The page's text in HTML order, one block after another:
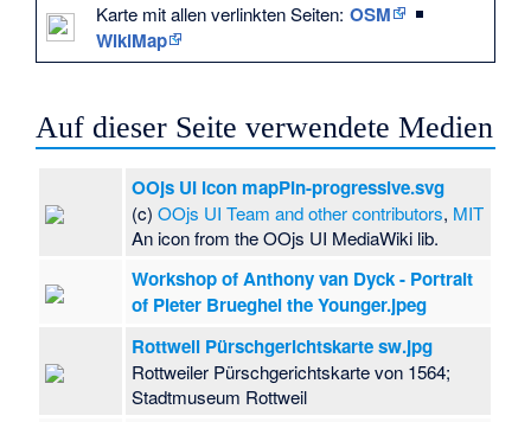
Karte mit allen verlinkten Seiten: OSM
WikiMap
Auf dieser Seite verwendete Medien
OOjs UI icon mapPin-progressive.svg
(c)OOjs UI Team and other contributors, MIT
An icon from the OOjs UI MediaWiki lib.
Workshop of Anthony van Dyck - Portrait
of Pieter Brueghel the Younger.jpeg
Rottweil Pürschgerichtskarte sw.jpg
Rottweiler Pürschgerichtskarte von 1564;
Stadtmuseum Rottweil